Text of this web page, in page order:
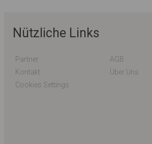
Nützliche Links
Partner
AGB
Kontakt
Über Uns
Cookies Settings